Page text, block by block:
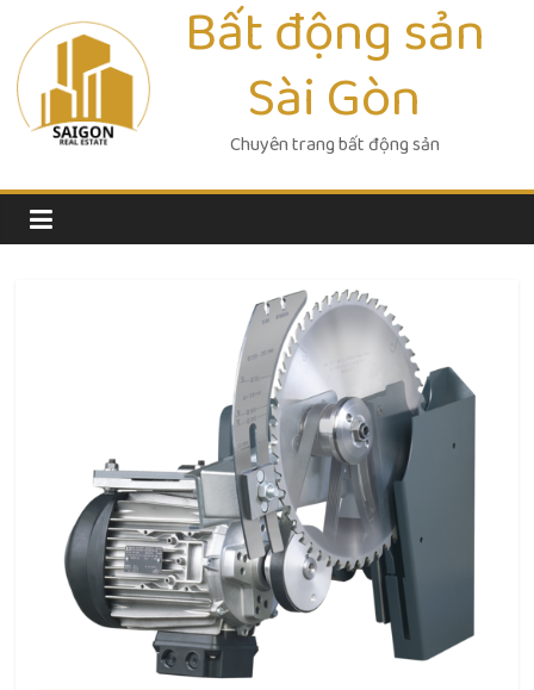
content
Bất động sản
Sài Gòn
Chuyên trang bất động sản